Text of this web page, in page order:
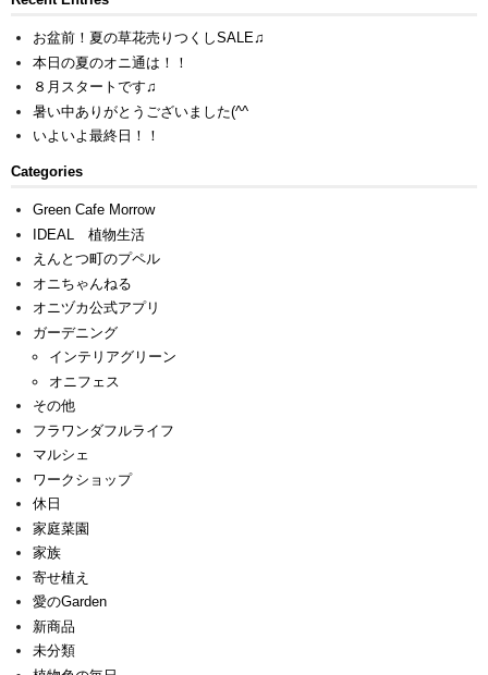
お盆前！夏の草花売りつくしSALE♫
本日の夏のオニ通は！！
８月スタートです♫
暑い中ありがとうございました(^^ゞ
いよいよ最終日！！
Categories
Green Cafe Morrow
IDEAL 植物生活
えんとつ町のプペル
オニちゃんねる
オニヅカ公式アプリ
ガーデニング
インテリアグリーン
オニフェス
その他
フラワンダフルライフ
マルシェ
ワークショップ
休日
家庭菜園
家族
寄せ植え
愛のGarden
新商品
未分類